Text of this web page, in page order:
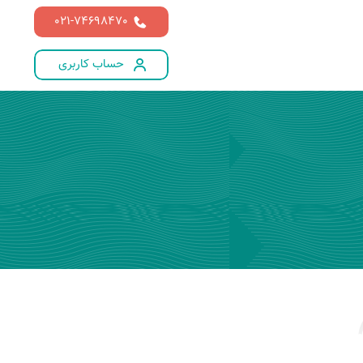
021-74698470
حساب کاربری